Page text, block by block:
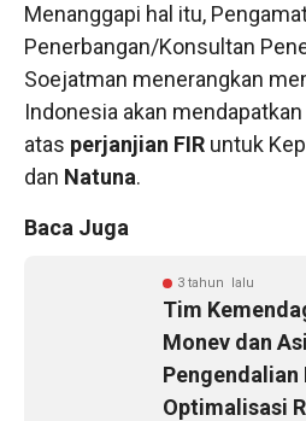
Menanggapi hal itu,
Penerbangan/Konsultan
Soejatman menerangkan
Indonesia akan
atas perjanjian FIR untuk
dan Natuna.
Baca Juga
3 tahun lalu
Tim
Monev dan
Pengendalian
Optimalisasi